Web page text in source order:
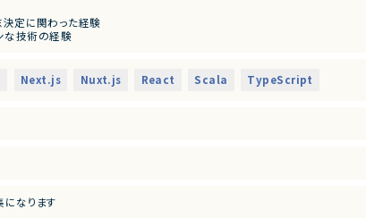
発業務から開発支援を行っていただくフルスタックエンジニアを募集しま
リード等の経験を持った仲間を強く求めています。
連携しています。
ことができるので、様々なプロジェクトに関わることができます。
を事業計画フェーズから支援
いった事業部支援
支援
決定に関わった経験
な技術の経験
きた経験
Next.js Nuxt.js React Scala TypeScript
なります